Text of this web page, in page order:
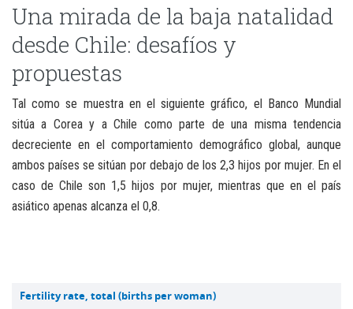
Una mirada de la baja natalidad
desde Chile: desafíos y
propuestas
Tal como se muestra en el siguiente gráfico, el Banco Mundial
sitúa a Corea y a Chile como parte de una misma tendencia
decreciente en el comportamiento demográfico global, aunque
ambos países se sitúan por debajo de los 2,3 hijos por mujer. En el
caso de Chile son 1,5 hijos por mujer, mientras que en el país
asiático apenas alcanza el 0,8.